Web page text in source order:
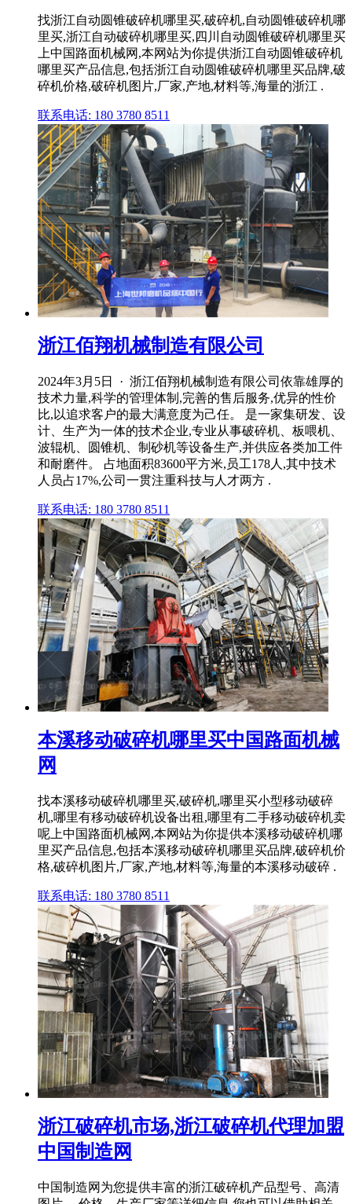
找浙江自动圆锥破碎机哪里买,破碎机,自动圆锥破碎机哪
里买,浙江自动破碎机哪里买,四川自动圆锥破碎机哪里买
上中国路面机械网,本网站为你提供浙江自动圆锥破碎机
哪里买产品信息,包括浙江自动圆锥破碎机哪里买品牌,破
碎机价格,破碎机图片,厂家,产地,材料等,海量的浙江 .
联系电话: 180 3780 8511
浙江佰翔机械制造有限公司
2024年3月5日 · 浙江佰翔机械制造有限公司依靠雄厚的
技术力量,科学的管理体制,完善的售后服务,优异的性价
比,以追求客户的最大满意度为己任。 是一家集研发、设
计、生产为一体的技术企业,专业从事破碎机、板喂机、
波辊机、圆锥机、制砂机等设备生产,并供应各类加工件
和耐磨件。 占地面积83600平方米,员工178人,其中技术
人员占17%,公司一贯注重科技与人才两方 .
联系电话: 180 3780 8511
本溪移动破碎机哪里买中国路面机械
网
找本溪移动破碎机哪里买,破碎机,哪里买小型移动破碎
机,哪里有移动破碎机设备出租,哪里有二手移动破碎机卖
呢上中国路面机械网,本网站为你提供本溪移动破碎机哪
里买产品信息,包括本溪移动破碎机哪里买品牌,破碎机价
格,破碎机图片,厂家,产地,材料等,海量的本溪移动破碎 .
联系电话: 180 3780 8511
浙江破碎机市场,浙江破碎机代理加盟
中国制造网
中国制造网为您提供丰富的浙江破碎机产品型号、高清